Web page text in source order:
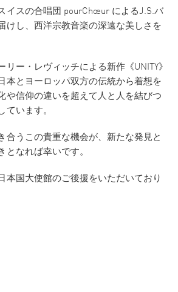
イスの合唱団 pourChœur によるJ.S.バ
けし、西洋宗教音楽の深遠な美しさを
リー・レヴィッチによる新作《UNITY》
本とヨーロッパ双方の伝統から着想を
や信仰の違いを超えて人と人を結びつ
ています。
合うこの貴重な機会が、新たな発見と
となれば幸いです。
本国大使館のご後援をいただいており